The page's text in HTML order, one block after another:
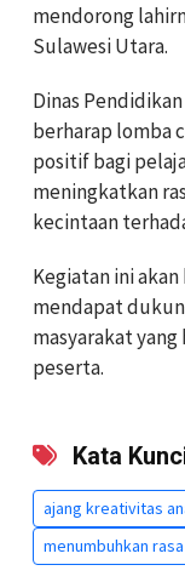
mendorong
Sulawesi Utara.
Dinas
berharap lomba
positif bagi
meningkatkan
kecintaan
Kegiatan ini
mendapat
masyarakat
peserta.
Kata
ajang kreativitas
menumbuhkan